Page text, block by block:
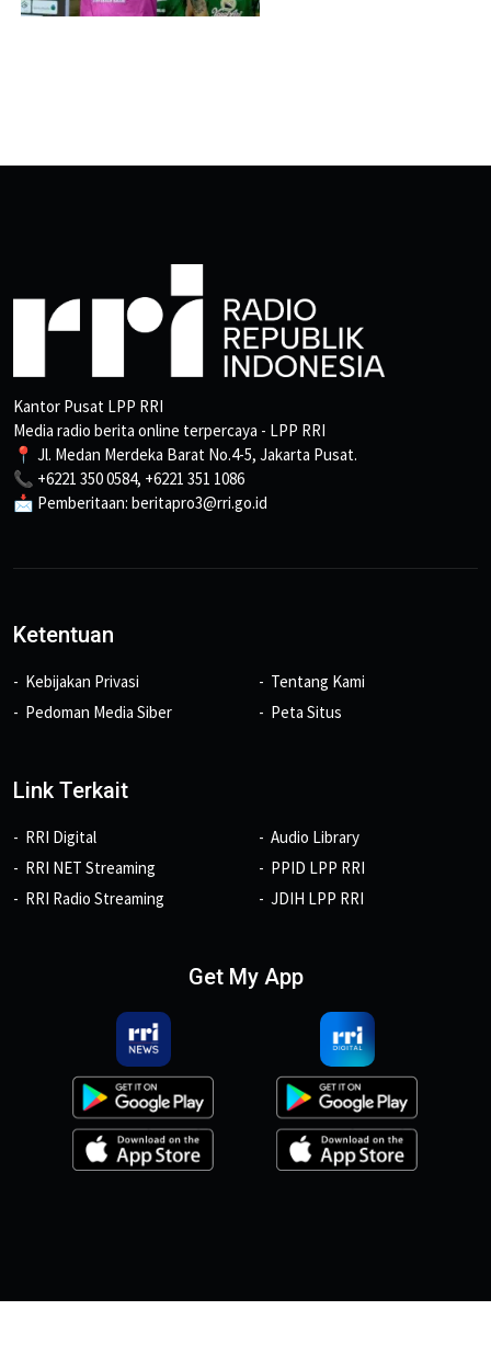
Kantor Pusat LPP RRI
Media radio berita online terpercaya - LPP RRI
📍 Jl. Medan Merdeka Barat No.4-5, Jakarta Pusat.
📞 +6221 350 0584, +6221 351 1086
📩 Pemberitaan: beritapro3@rri.go.id
Ketentuan
Kebijakan Privasi
Pedoman Media Siber
Tentang Kami
Peta Situs
Link Terkait
RRI Digital
RRI NET Streaming
RRI Radio Streaming
Audio Library
PPID LPP RRI
JDIH LPP RRI
Get My App